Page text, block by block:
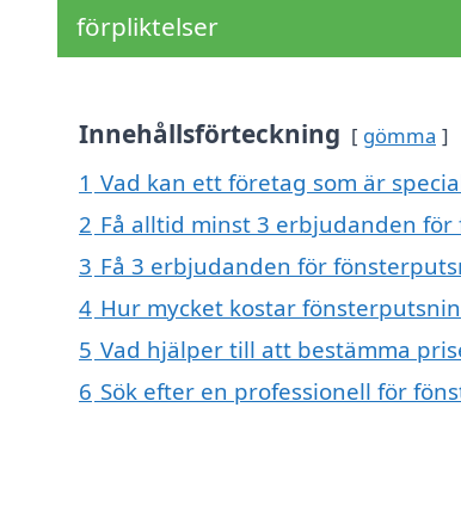
förpliktelser
Innehållsförteckning gömma
1 Vad kan ett företag som är
2 Få alltid minst 3 erbjudanden
3 Få 3 erbjudanden för
4 Hur mycket kostar
5 Vad hjälper till att bestämma
6 Sök efter en professionell för